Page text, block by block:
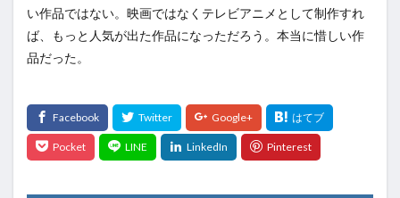
い作品ではない。映画ではなくテレビアニメとして制作すれ
ば、もっと人気が出た作品になっただろう。本当に惜しい作
品だった。